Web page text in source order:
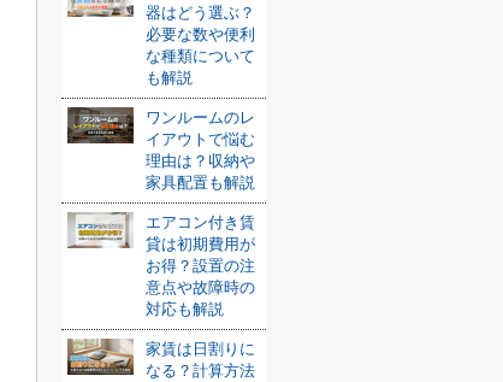
器はどう選ぶ？
必要な数や便利
な種類について
も解説
ワンルームのレ
イアウトで悩む
理由は？収納や
家具配置も解説
エアコン付き賃
貸は初期費用が
お得？設置の注
意点や故障時の
対応も解説
家賃は日割りに
なる？計算方法